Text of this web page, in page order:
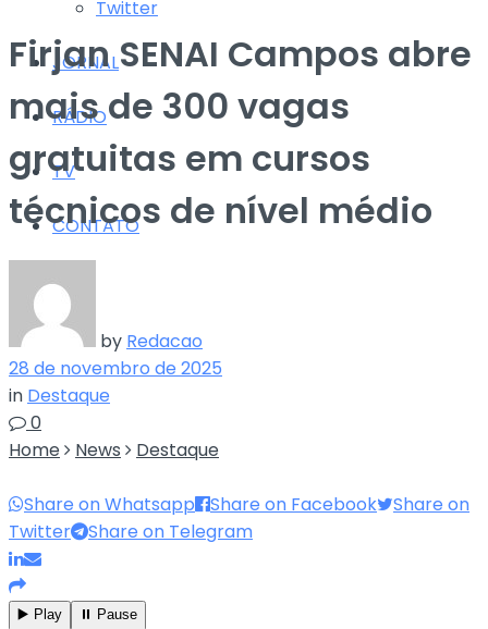
Twitter
JORNAL
RÁDIO
TV
CONTATO
Firjan SENAI Campos abre
mais de 300 vagas
gratuitas em cursos
técnicos de nível médio
by Redacao
28 de novembro de 2025
in Destaque
0
Home
News Destaque
Share on Whatsapp Share on Facebook
Share on
Twitter
Share on Telegram
▶️ Play ⏸️ Pause